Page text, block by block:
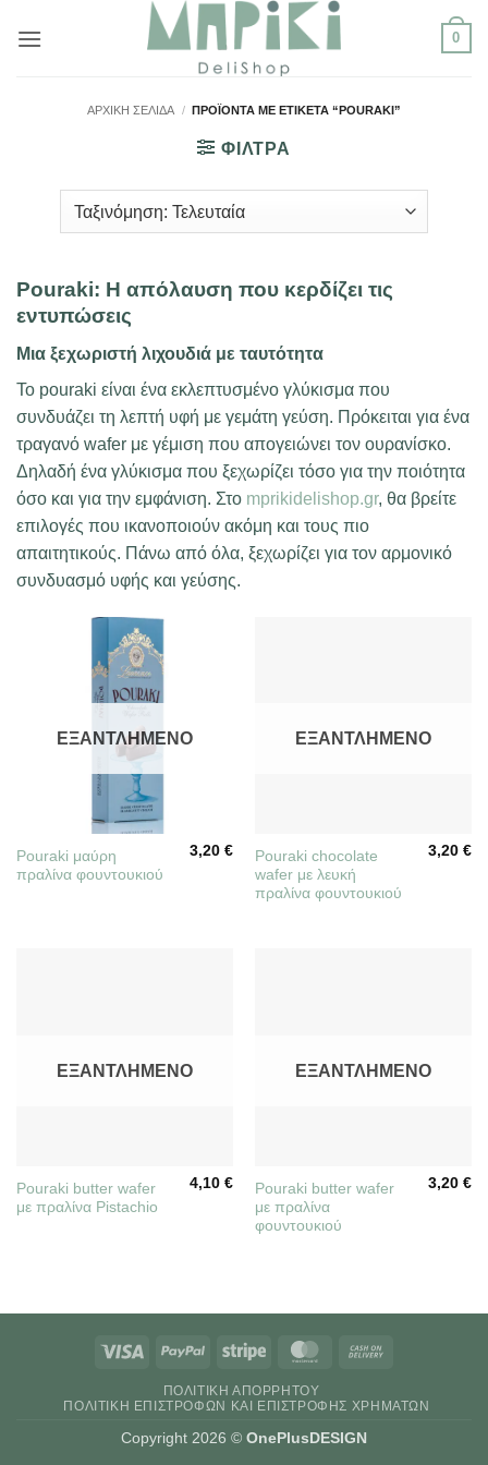
στο
0
ΑΡΧΙΚΉ ΣΕΛΊΔΑ / ΠΡΟΪΌΝΤΑ ΜΕ ΕΤΙΚΈΤΑ “POURAKI”
ΦΙΛΤΡΑ
Pouraki: Η απόλαυση που κερδίζει τις
εντυπώσεις
Μια ξεχωριστή λιχουδιά με ταυτότητα
Το pouraki είναι ένα εκλεπτυσμένο γλύκισμα που
συνδυάζει τη λεπτή υφή με γεμάτη γεύση. Πρόκειται για ένα
τραγανό wafer με γέμιση που απογειώνει τον ουρανίσκο.
Δηλαδή ένα γλύκισμα που ξεχωρίζει τόσο για την ποιότητα
όσο και για την εμφάνιση. Στο mprikidelishop.gr, θα βρείτε
επιλογές που ικανοποιούν ακόμη και τους πιο
απαιτητικούς. Πάνω από όλα, ξεχωρίζει για τον αρμονικό
συνδυασμό υφής και γεύσης.
ΕΞΑΝΤΛΗΜΈΝΟ
Pouraki μαύρη
πραλίνα φουντουκιού
3,20€
ΕΞΑΝΤΛΗΜΈΝΟ
Pouraki chocolate
wafer με λευκή
πραλίνα φουντουκιού
3,20€
ΕΞΑΝΤΛΗΜΈΝΟ
Pouraki butter wafer
με πραλίνα Pistachio
4,10€
ΕΞΑΝΤΛΗΜΈΝΟ
Pouraki butter wafer
με πραλίνα
φουντουκιού
3,20€
Visa PayPal Stripe MasterCard
Delivery
ΠΟΛΙΤΙΚΉ ΑΠΟΡΡΉΤΟΥ
ΠΟΛΙΤΙΚΉ ΕΠΙΣΤΡΟΦΏΝ ΚΑΙ ΕΠΙΣΤΡΟΦΉΣ ΧΡΗΜΆΤΩΝ
Copyright 2026 © OnePlusDESIGN